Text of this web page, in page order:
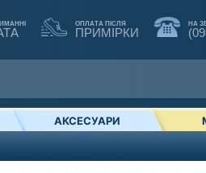
ОПЛАТА ПІСЛЯ
ПРИМІРКИ
НА
АКСЕСУАРИ